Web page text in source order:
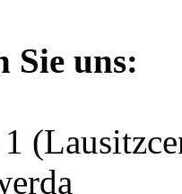
Sie uns: